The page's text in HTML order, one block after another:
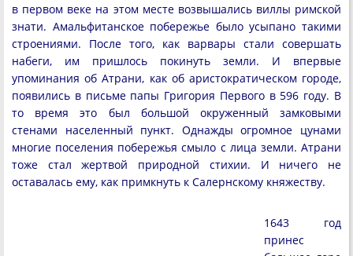
в первом веке на этом месте возвышались виллы римской
знати. Амальфитанское побережье было усыпано такими
строениями. После того, как варвары стали совершать
набеги, им пришлось покинуть земли. И впервые
упоминания об Атрани, как об аристократическом городе,
появились в письме папы Григория Первого в 596 году. В
то время это был большой окруженный замковыми
стенами населенный пункт. Однажды огромное цунами
многие поселения побережья смыло с лица земли. Атрани
тоже стал жертвой природной стихии. И ничего не
оставалась ему, как примкнуть к Салернскому княжеству.
1643 год
принес